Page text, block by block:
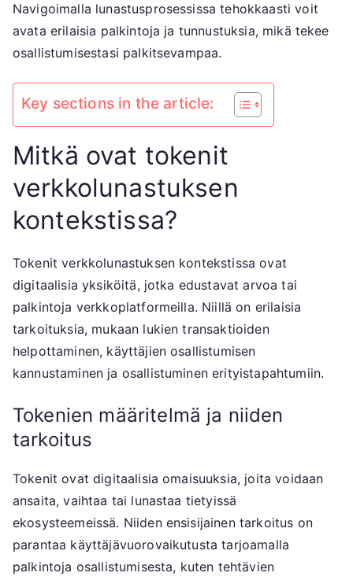
Navigoimalla lunastusprosessissa tehokkaasti voit
avata erilaisia palkintoja ja tunnustuksia, mikä tekee
osallistumisestasi palkitsevampaa.
Key sections in the article:
Mitkä ovat tokenit
verkkolunastuksen
kontekstissa?
Tokenit verkkolunastuksen kontekstissa ovat
digitaalisia yksiköitä, jotka edustavat arvoa tai
palkintoja verkkoplatformeilla. Niillä on erilaisia
tarkoituksia, mukaan lukien transaktioiden
helpottaminen, käyttäjien osallistumisen
kannustaminen ja osallistuminen erityistapahtumiin.
Tokenien määritelmä ja niiden
tarkoitus
Tokenit ovat digitaalisia omaisuuksia, joita voidaan
ansaita, vaihtaa tai lunastaa tietyissä
ekosysteemeissä. Niiden ensisijainen tarkoitus on
parantaa käyttäjävuorovaikutusta tarjoamalla
palkintoja osallistumisesta, kuten tehtävien